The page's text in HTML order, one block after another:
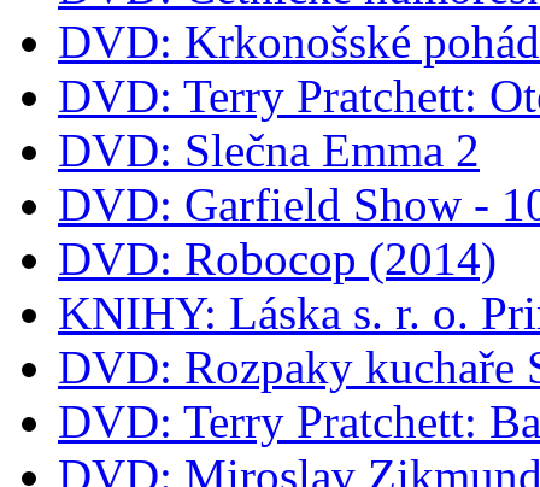
DVD: Krkonošské
DVD: Terry Pratchett:
DVD: Slečna Emma 2
DVD: Garfield Show -
DVD: Robocop (2014)
KNIHY: Láska s. r. o.
DVD: Rozpaky kuchaře
DVD: Terry Pratchett:
DVD: Miroslav